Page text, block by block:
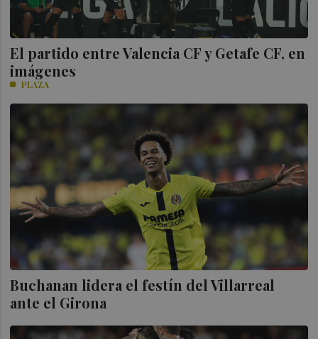
El partido entre Valencia CF y Getafe CF, en
imágenes
PLAZA
Buchanan lidera el festín del Villarreal
ante el Girona